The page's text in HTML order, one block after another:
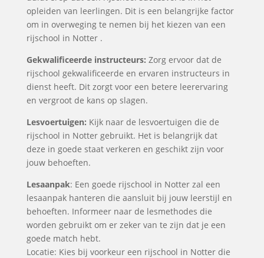
opleiden van leerlingen. Dit is een belangrijke factor
om in overweging te nemen bij het kiezen van een
rijschool in Notter .
Gekwalificeerde instructeurs: Zorg ervoor dat de
rijschool gekwalificeerde en ervaren instructeurs in
dienst heeft. Dit zorgt voor een betere leerervaring
en vergroot de kans op slagen.
Lesvoertuigen: Kijk naar de lesvoertuigen die de
rijschool in Notter gebruikt. Het is belangrijk dat
deze in goede staat verkeren en geschikt zijn voor
jouw behoeften.
Lesaanpak: Een goede rijschool in Notter zal een
lesaanpak hanteren die aansluit bij jouw leerstijl en
behoeften. Informeer naar de lesmethodes die
worden gebruikt om er zeker van te zijn dat je een
goede match hebt.
Locatie: Kies bij voorkeur een rijschool in Notter die